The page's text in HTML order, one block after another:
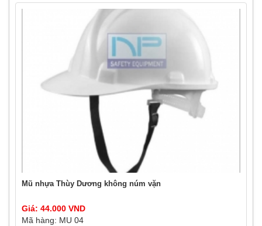
Mũ nhựa Thùy Dương không núm vặn
Giá: 44.000 VND
Mã hàng: MU 04